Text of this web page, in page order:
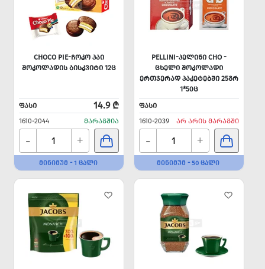
CHOCO PIE-ᲩᲝᲙᲝ ᲞᲐᲘ
ᲨᲝᲙᲝᲚᲐᲓᲘᲡ ᲑᲘᲡᲙᲕᲘᲢᲘ 12Ც
ᲤᲐᲡᲘ 14.9 ₾
1610-2044 ᲛᲐᲠᲐᲒᲨᲘᲐ
- +
ᲛᲘᲜᲘᲛᲣᲛ - 1 ᲪᲐᲚᲘ
PELLINI-ᲞᲔᲚᲘᲜᲘ CHO -
ᲪᲮᲔᲚᲘ ᲨᲝᲙᲝᲚᲐᲓᲘ
ᲔᲠᲗᲯᲔᲠᲐᲓ ᲞᲐᲙᲔᲢᲔᲑᲨᲘ 25ᲒᲠ
1*50Ც
ᲤᲐᲡᲘ
1610-2039
ᲐᲠ ᲐᲠᲘᲡ ᲛᲐᲠᲐᲒᲨᲘ
- +
ᲛᲘᲜᲘᲛᲣᲛ - 50 ᲪᲐᲚᲘ